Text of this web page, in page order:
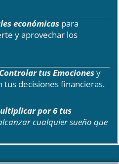
económicas para
y aprovechar los
Controlar tus Emocionesy
tus decisiones financieras.
por 6 tus
cualquier sueño que